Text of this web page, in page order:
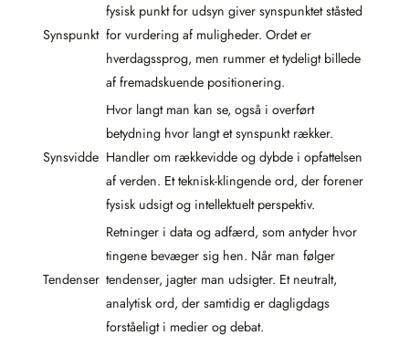
Synspunkt
fysisk punkt for udsyn giver synspunktet ståsted
for vurdering af muligheder. Ordet er
hverdagssprog, men rummer et tydeligt billede
af fremadskuende positionering.
Synsvidde
Hvor langt man kan se, også i overført
betydning hvor langt et synspunkt rækker.
Handler om rækkevidde og dybde i opfattelsen
af verden. Et teknisk-klingende ord, der forener
fysisk udsigt og intellektuelt perspektiv.
Tendenser
Retninger i data og adfærd, som antyder hvor
tingene bevæger sig hen. Når man følger
tendenser, jagter man udsigter. Et neutralt,
analytisk ord, der samtidig er dagligdags
forståeligt i medier og debat.